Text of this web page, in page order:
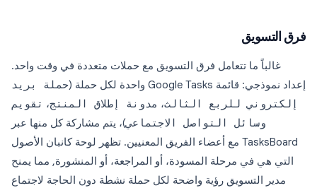
فرق التسويق
غالباً ما تتعامل فرق التسويق مع حملات متعددة في وقت واحد.
إعداد نموذجي: قائمة Google Tasks واحدة لكل حملة (
حملة بريد
إلكتروني للربع الثالث، مدونة إطلاق المنتج، تقويم
وسائل التواصل الاجتماعي)، يتم مشاركة كل منها عبر
TasksBoard مع أعضاء الفريق المعنيين. تظهر لوحة كانبان الأصول
التي هي في مرحلة المسودة، أو المراجعة، أو المنشورة, مما يمنح
مدير التسويق رؤية واضحة لكل حملة نشطة دون الحاجة لاجتماع